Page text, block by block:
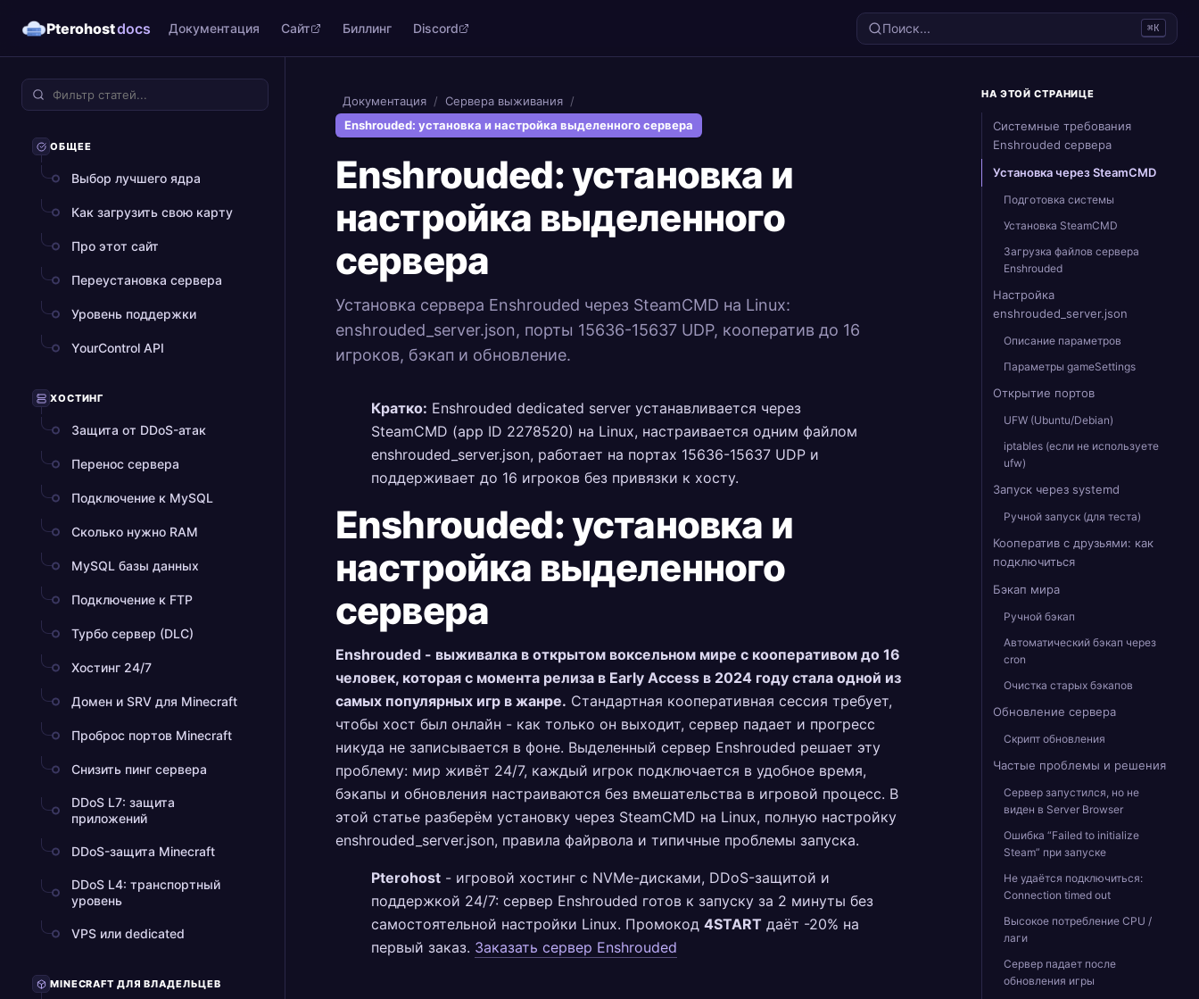
Pterohostdocs Документация Сайт Биллинг Discord Поиск... ⌘K
ОБЩЕЕ
Выбор лучшего ядра
Как загрузить свою карту
Про этот сайт
Переустановка сервера
Уровень поддержки
YourControl API
ХОСТИНГ
Защита от DDoS-атак
Перенос сервера
Подключение к MySQL
Сколько нужно RAM
MySQL базы данных
Подключение к FTP
Турбо сервер (DLC)
Хостинг 24/7
Домен и SRV для Minecraft
Проброс портов Minecraft
Снизить пинг сервера
DDoS L7: защита
приложений
DDoS-защита Minecraft
DDoS L4: транспортный
уровень
VPS или dedicated
MINECRAFT ДЛЯ ВЛАДЕЛЬЦЕВ
Документация / Сервера выживания /
Enshrouded: установка и настройка выделенного сервера
Enshrouded: установка и
настройка выделенного
сервера
Установка сервера Enshrouded через SteamCMD на Linux:
enshrouded_server.json, порты 15636-15637 UDP, кооператив до 16
игроков, бэкап и обновление.
Кратко: Enshrouded dedicated server устанавливается через
SteamCMD (app ID 2278520) на Linux, настраивается одним файлом
enshrouded_server.json, работает на портах 15636-15637 UDP и
поддерживает до 16 игроков без привязки к хосту.
Enshrouded: установка и
настройка выделенного
сервера
Enshrouded - выживалка в открытом воксельном мире с кооперативом до 16
человек, которая с момента релиза в Early Access в 2024 году стала одной из
самых популярных игр в жанре. Стандартная кооперативная сессия требует,
чтобы хост был онлайн - как только он выходит, сервер падает и прогресс
никуда не записывается в фоне. Выделенный сервер Enshrouded решает эту
проблему: мир живёт 24/7, каждый игрок подключается в удобное время,
бэкапы и обновления настраиваются без вмешательства в игровой процесс. В
этой статье разберём установку через SteamCMD на Linux, полную настройку
enshrouded_server.json, правила файрвола и типичные проблемы запуска.
Pterohost - игровой хостинг с NVMe-дисками, DDoS-защитой и
поддержкой 24/7: сервер Enshrouded готов к запуску за 2 минуты без
самостоятельной настройки Linux. Промокод 4START даёт -20% на
первый заказ. Заказать сервер Enshrouded
НА ЭТОЙ СТРАНИЦЕ
Системные требования
Enshrouded сервера
Установка через SteamCMD
Подготовка системы
Установка SteamCMD
Загрузка файлов сервера
Enshrouded
Настройка
enshrouded_server.json
Описание параметров
Параметры gameSettings
Открытие портов
UFW (Ubuntu/Debian)
iptables (если не используете
ufw)
Запуск через systemd
Ручной запуск (для теста)
Кооператив с друзьями: как
подключиться
Бэкап мира
Ручной бэкап
Автоматический бэкап через
cron
Очистка старых бэкапов
Обновление сервера
Скрипт обновления
Частые проблемы и решения
Сервер запустился, но не
виден в Server Browser
Ошибка “Failed to initialize
Steam” при запуске
Не удаётся подключиться:
Connection timed out
Высокое потребление CPU /
лаги
Сервер падает после
обновления игры